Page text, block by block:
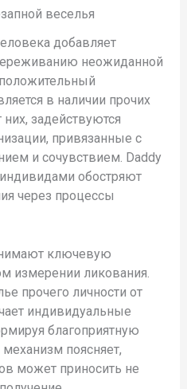
веселья
добавляет
неожиданной
в наличии прочих
них, задействуются
привязанные с
и сочувствием. Daddy
обостряют
через процессы
ключевую
измерении ликования.
прочего личности от
индивидуальные
благоприятную
поясняет,
может приносить не